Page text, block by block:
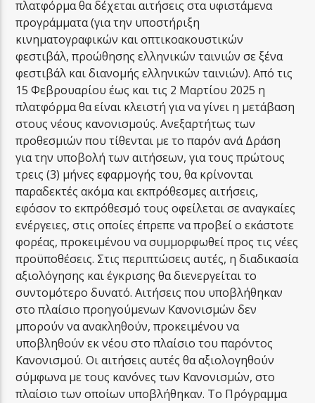
πλατφόρμα θα δέχεται αιτήσεις στα υφιστάμενα
προγράμματα (για την υποστήριξη
κινηματογραφικών και οπτικοακουστικών
φεστιβάλ, προώθησης ελληνικών ταινιών σε ξένα
φεστιβάλ και διανομής ελληνικών ταινιών). Από τις
15 Φεβρουαρίου έως και τις 2 Μαρτίου 2025 η
πλατφόρμα θα είναι κλειστή για να γίνει η μετάβαση
στους νέους κανονισμούς. Ανεξαρτήτως των
προθεσμιών που τίθενται με το παρόν ανά Δράση
για την υποβολή των αιτήσεων, για τους πρώτους
τρεις (3) μήνες εφαρμογής του, θα κρίνονται
παραδεκτές ακόμα και εκπρόθεσμες αιτήσεις,
εφόσον το εκπρόθεσμό τους οφείλεται σε αναγκαίες
ενέργειες, στις οποίες έπρεπε να προβεί ο εκάστοτε
φορέας, προκειμένου να συμμορφωθεί προς τις νέες
προϋποθέσεις. Στις περιπτώσεις αυτές, η διαδικασία
αξιολόγησης και έγκρισης θα διενεργείται το
συντομότερο δυνατό. Αιτήσεις που υποβλήθηκαν
στο πλαίσιο προηγούμενων Κανονισμών δεν
μπορούν να ανακληθούν, προκειμένου να
υποβληθούν εκ νέου στο πλαίσιο του παρόντος
Κανονισμού. Οι αιτήσεις αυτές θα αξιολογηθούν
σύμφωνα με τους κανόνες των Κανονισμών, στο
πλαίσιο των οποίων υποβλήθηκαν. Το Πρόγραμμα